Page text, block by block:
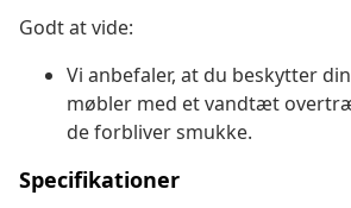
Godt at vide:
Vi anbefaler, at du beskytter
møbler med et vandtæt
de forbliver smukke.
Specifikationer